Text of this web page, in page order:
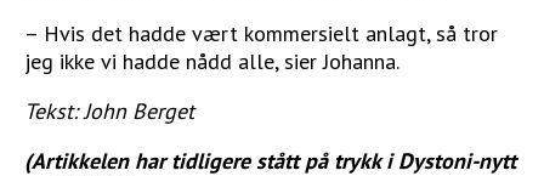
– Hvis det hadde vært kommersielt anlagt, så tror
jeg ikke vi hadde nådd alle, sier Johanna.
Tekst: John Berget
(Artikkelen har tidligere stått på trykk i Dystoni-nytt